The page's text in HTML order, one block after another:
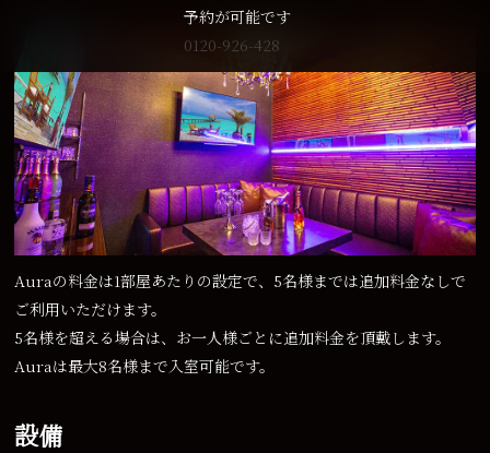
予約が可能です
0120-926-428
Auraの料金は1部屋あたりの設定で、5名様までは追加料金なしで
ご利用いただけます。
5名様を超える場合は、お一人様ごとに追加料金を頂戴します。
Auraは最大8名様まで入室可能です。
設備